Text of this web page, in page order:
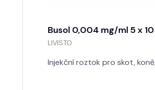
Busol 0,004 mg/ml 5 x
LIVISTO
Injekční roztok pro skot,